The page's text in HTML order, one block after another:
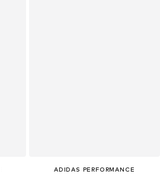
ADIDAS PERFORMANCE